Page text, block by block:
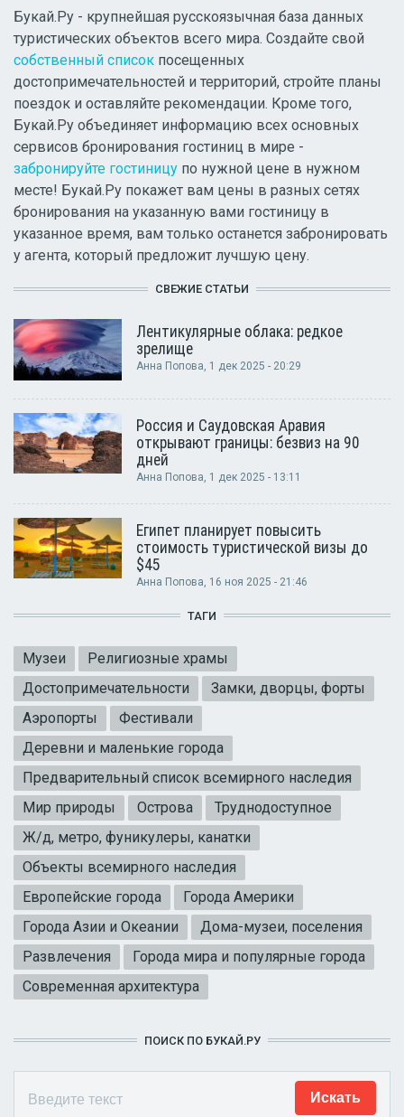
Букай.Ру - крупнейшая русскоязычная база данных
туристических объектов всего мира. Создайте свой
собственный список посещенных
достопримечательностей и территорий, стройте планы
поездок и оставляйте рекомендации. Кроме того,
Букай.Ру объединяет информацию всех основных
сервисов бронирования гостиниц в мире -
забронируйте гостиницу по нужной цене в нужном
месте! Букай.Ру покажет вам цены в разных сетях
бронирования на указанную вами гостиницу в
указанное время, вам только останется забронировать
у агента, который предложит лучшую цену.
СВЕЖИЕ СТАТЬИ
Лентикулярные облака: редкое
зрелище
Анна Попова, 1 дек 2025 - 20:29
Россия и Саудовская Аравия
открывают границы: безвиз на 90
дней
Анна Попова, 1 дек 2025 - 13:11
Египет планирует повысить
стоимость туристической визы до
$45
Анна Попова, 16 ноя 2025 - 21:46
ТАГИ
Музеи
Религиозные храмы
Достопримечательности
Замки, дворцы, форты
Аэропорты
Фестивали
Деревни и маленькие города
Предварительный список всемирного наследия
Мир природы
Острова
Труднодоступное
Ж/д, метро, фуникулеры, канатки
Объекты всемирного наследия
Европейские города
Города Америки
Города Азии и Океании
Дома-музеи, поселения
Развлечения
Города мира и популярные города
Современная архитектура
ПОИСК ПО БУКАЙ.РУ